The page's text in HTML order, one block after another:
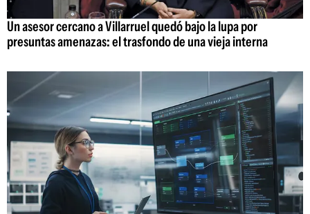
Un asesor cercano a Villarruel quedó bajo la lupa por
presuntas amenazas: el trasfondo de una vieja interna